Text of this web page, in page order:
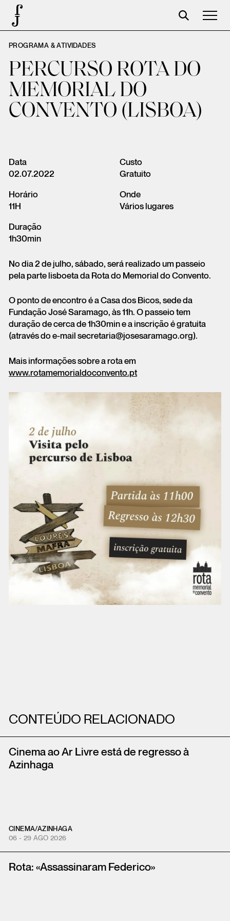
José Saramago
Programação
A Fundação
Parceiros
Loja
Carrinho
Login
PROGRAMA & ATIVIDADES
PERCURSO ROTA DO
MEMORIAL DO
CONVENTO (LISBOA)
Data
02.07.2022
Horário
11H
Duração
1h30min
Custo
Gratuito
Onde
Vários lugares
No dia 2 de julho, sábado, será realizado um passeio
pela parte lisboeta da Rota do Memorial do Convento.
O ponto de encontro é a Casa dos Bicos, sede da
Fundação José Saramago, às 11h. O passeio tem
duração de cerca de 1h30min e a inscrição é gratuita
(através do e-mail secretaria@josesaramago.org).
Mais informações sobre a rota em
www.rotamemorialdoconvento.pt
CONTEÚDO RELACIONADO
Cinema ao Ar Livre está de regresso à
Azinhaga
CINEMA/AZINHAGA
06 - 29 AGO 2026
Rota: «Assassinaram Federico»